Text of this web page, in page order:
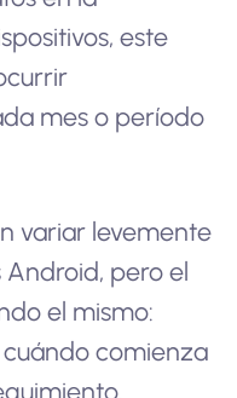
este
mes o período
variar levemente
pero el
el mismo:
comienza